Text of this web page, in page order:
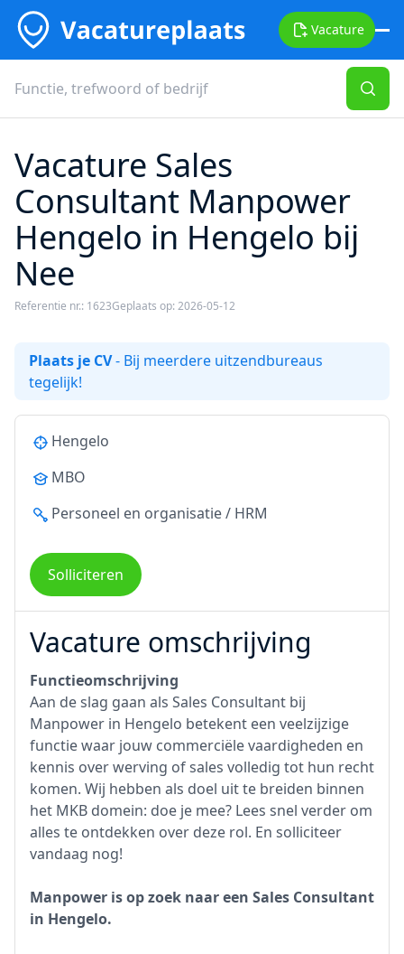
Vacature
Vacature Sales
Consultant Manpower
Hengelo in Hengelo bij
Nee
Referentie nr.: 1623Geplaats op: 2026-05-12
Plaats je CV- Bij meerdere uitzendbureaus
tegelijk!
Hengelo
MBO
Personeel en organisatie / HRM
Solliciteren
Vacature omschrijving
Functieomschrijving
Aan de slag gaan als Sales Consultant bij
Manpower in Hengelo betekent een veelzijzige
functie waar jouw commerciële vaardigheden en
kennis over werving of sales volledig tot hun recht
komen. Wij hebben als doel uit te breiden binnen
het MKB domein: doe je mee? Lees snel verder om
alles te ontdekken over deze rol. En solliciteer
vandaag nog!
Manpower is op zoek naar een Sales Consultant
in Hengelo.